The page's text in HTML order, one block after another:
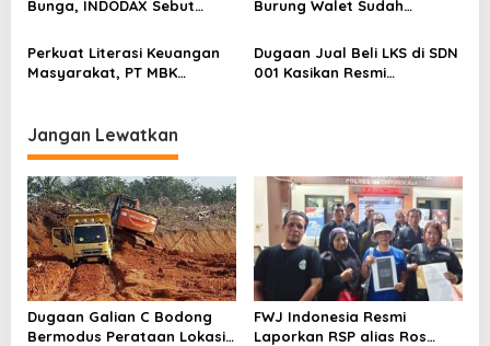
Bunga, INDODAX Sebut
Sentimen Pasar
Burung Walet Sudah
Pelapor Desak Polda Jambi
Segera Lakukan Penahanan
Perkuat Literasi Keuangan
Masyarakat, PT MBK
Dugaan Jual Beli LKS di SDN
001 Kasikan Resmi
Jangan Lewatkan
Dugaan Galian C Bodong
Bermodus Perataan Lokasi
FWJ Indonesia Resmi
Laporkan RSP alias Ros